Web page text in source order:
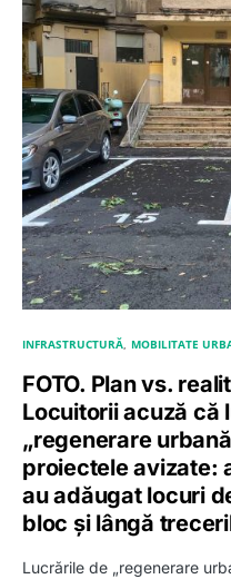
INFRASTRUCTURĂ MOBILITATE
FOTO. Plan vs.
Locuitorii acuză că
„regenerare
proiectele avizate:
au adăugat locuri
bloc și lângă
Lucrările de „regenerare